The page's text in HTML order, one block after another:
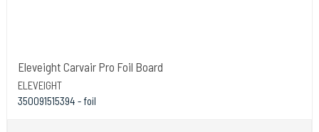
Eleveight Carvair Pro Foil Board
ELEVEIGHT
350091515394 - foil